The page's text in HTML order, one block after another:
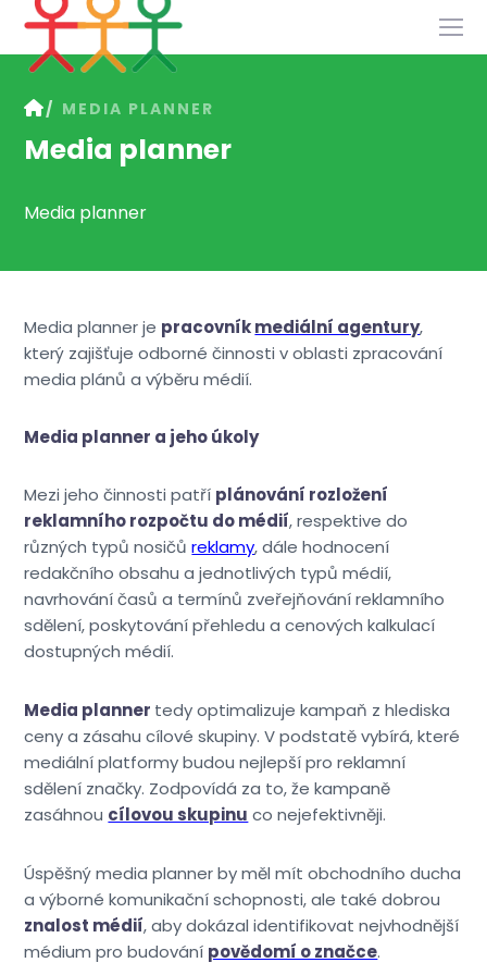
MEDIA PLANNER
Media planner
Media planner
Media planner je pracovníkmediální agentury,
který zajišťuje odborné činnosti v oblasti zpracování
media plánů a výběru médií.
Media planner a jeho úkoly
Mezi jeho činnosti patří plánování rozložení
reklamního rozpočtu do médií, respektive do
různých typů nosičůreklamy, dále hodnocení
redakčního obsahu a jednotlivých typů médií,
navrhování časů a termínů zveřejňování reklamního
sdělení, poskytování přehledu a cenových kalkulací
dostupných médií.
Media planner tedy optimalizuje kampaň z hlediska
ceny a zásahu cílové skupiny. V podstatě vybírá, které
mediální platformy budou nejlepší pro reklamní
sdělení značky. Zodpovídá za to, že kampaně
zasáhnou cílovou skupinu co nejefektivněji.
Úspěšný media planner by měl mít obchodního ducha
a výborné komunikační schopnosti, ale také dobrou
znalost médií, aby dokázal identifikovat nejvhodnější
médium pro budování povědomí o značce.